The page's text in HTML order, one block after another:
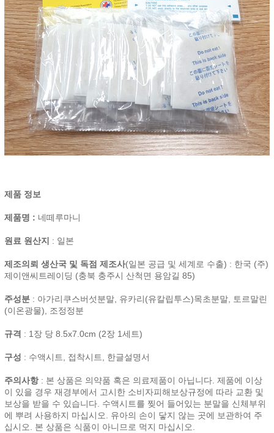
제품 정보
제품명 : 네떼루마니
원료 원산지 : 일본
제조의뢰 생산국 및 독점 제조사(일본 공급 및 세계로 수출) : 한국 (주)
제이앤씨트레이딩 (충북 충주시 산척면 용암길 85)
주성분 : 아가리쿠스버섯분말, 유카리(유칼립투스)목초분말, 토르말린
(이온광물), 조정정분
규격 : 1장 당 8.5x7.0cm (2장 1세트)
구성 : 수액시트, 접착시트, 한글설명서
주의사항 : 본 상품은 의약품 혹은 의료제품이 아닙니다. 제품에 이상
이 있을 경우 재경부에서 고시한 소비자피해보상규정에 따라 교환 및
보상을 받을 수 있습니다. 수액시트를 찢어 들어있는 분말을 신체부위
에 뿌려 사용하지 마십시오. 유아의 손이 닿지 않는 곳에 보관하여 주
십시오. 본 상품은 식품이 아니므로 먹지 마십시오.